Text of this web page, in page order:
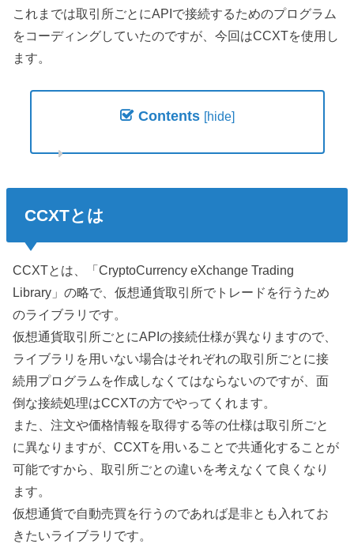
これまでは取引所ごとにAPIで接続するためのプログラム
をコーディングしていたのですが、今回はCCXTを使用し
ます。
Contents [hide]
CCXTとは
CCXTとは、「CryptoCurrency eXchange Trading
Library」の略で、仮想通貨取引所でトレードを行うため
のライブラリです。
仮想通貨取引所ごとにAPIの接続仕様が異なりますので、
ライブラリを用いない場合はそれぞれの取引所ごとに接
続用プログラムを作成しなくてはならないのですが、面
倒な接続処理はCCXTの方でやってくれます。
また、注文や価格情報を取得する等の仕様は取引所ごと
に異なりますが、CCXTを用いることで共通化することが
可能ですから、取引所ごとの違いを考えなくて良くなり
ます。
仮想通貨で自動売買を行うのであれば是非とも入れてお
きたいライブラリです。